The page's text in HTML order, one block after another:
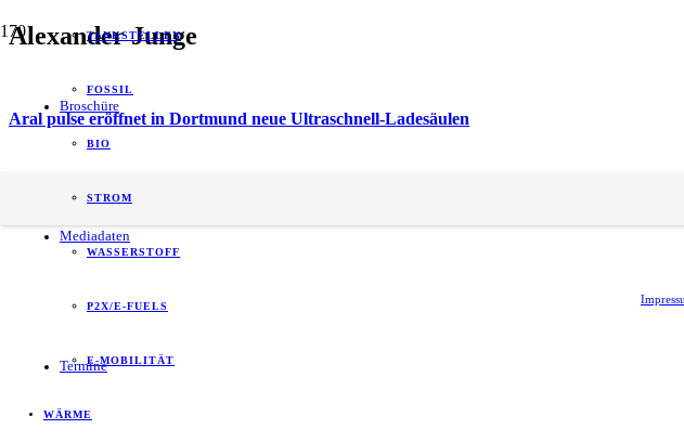
Broschüre
Mediadaten
Termine
TANKSTELLEN
FOSSIL
BIO
STROM
WASSERSTOFF
P2X/E-FUELS
E-MOBILITÄT
WÄRME
Alexander Junge
Aral pulse eröffnet in Dortmund neue Ultraschnell-Ladesäulen